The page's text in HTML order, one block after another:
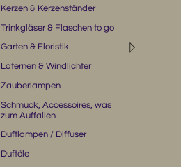
Kerzen & Kerzenständer
Trinkgläser & Flaschen to go
◹
Garten & Floristik
Laternen & Windlichter
Zauberlampen
Schmuck, Accessoires, was
zum Auffallen
Duftlampen / Diffuser
Duftöle